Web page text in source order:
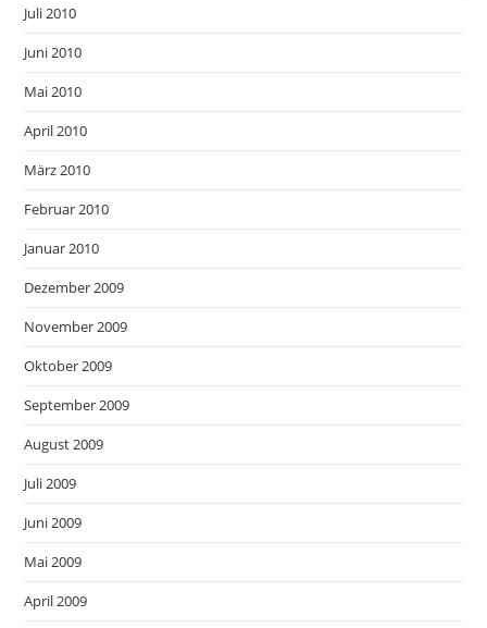
Juli 2010
Juni 2010
Mai 2010
April 2010
März 2010
Februar 2010
Januar 2010
Dezember 2009
November 2009
Oktober 2009
September 2009
August 2009
Juli 2009
Juni 2009
Mai 2009
April 2009